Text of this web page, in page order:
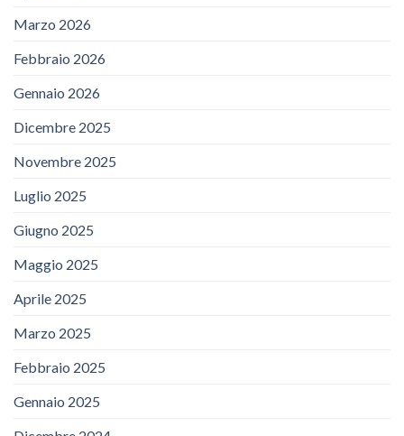
Marzo 2026
Febbraio 2026
Gennaio 2026
Dicembre 2025
Novembre 2025
Luglio 2025
Giugno 2025
Maggio 2025
Aprile 2025
Marzo 2025
Febbraio 2025
Gennaio 2025